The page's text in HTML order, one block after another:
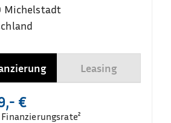
Michelstadt
Leasing
€